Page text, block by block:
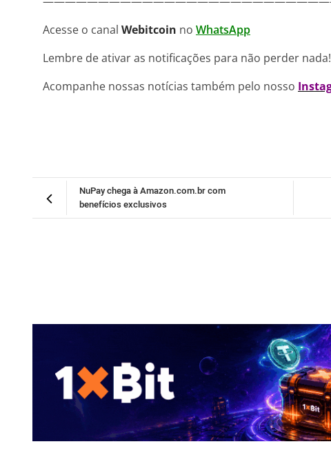
Acesse o canal Webitcoin no WhatsApp
Lembre de ativar as notificações para não perder nada!
Acompanhe nossas notícias também pelo nosso
NuPay chega à Amazon.com.br com
benefícios exclusivos